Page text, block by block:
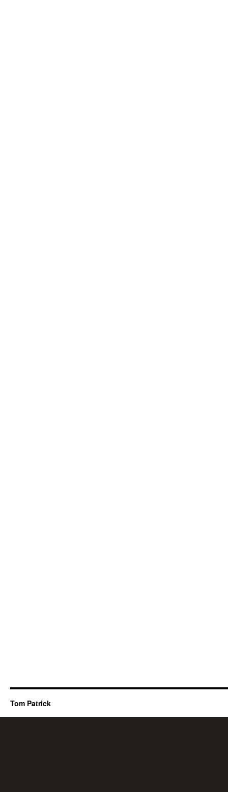
Tom Patrick